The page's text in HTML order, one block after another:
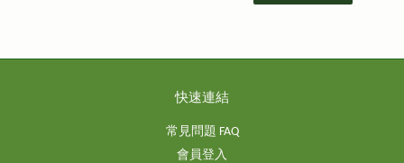
快速連結
常見問題 FAQ
會員登入